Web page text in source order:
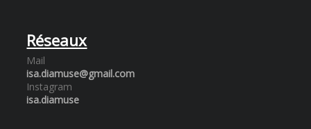
Réseaux
Mail
isa.diamuse@gmail.com
Instagram
isa.diamuse